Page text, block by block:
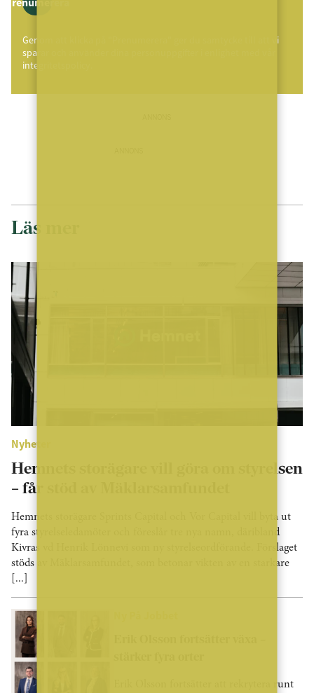
Genom att klicka på "Prenumerera" ger du samtycke till att vi
sparar och använder dina personuppgifter i enlighet med vår
integritetspolicy.
Läs mer
Nyheter
Hemnets storägare vill göra om styrelsen
– får stöd av Mäklarsamfundet
Hemnets storägare Sprints Capital och Vor Capital vill byta ut
fyra styrelseledamöter och föreslår tre nya namn, däribland
Kivras vd Henrik Lönnevi som ny styrelseordförande. Förslaget
stöds av Mäklarsamfundet, som betonar vikten av en starkare
[...]
Erik Olsson fortsätter att rekrytera runt